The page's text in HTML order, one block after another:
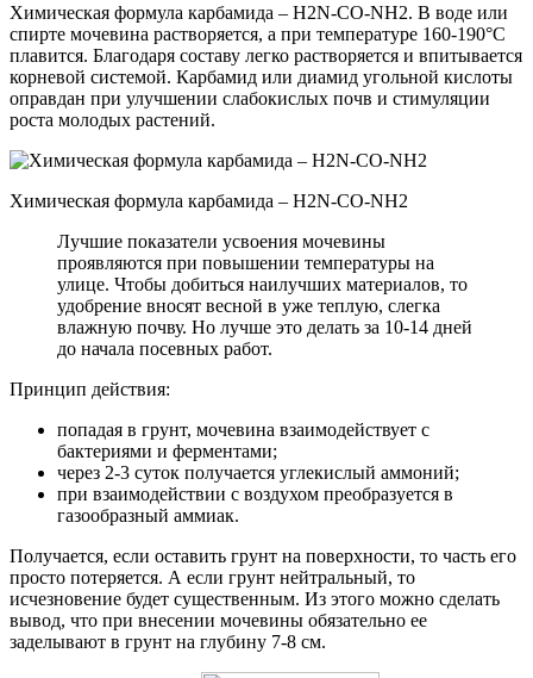
Химическая формула карбамида – H2N-CO-NH2. В воде или
спирте мочевина растворяется, а при температуре 160-190°С
плавится. Благодаря составу легко растворяется и впитывается
корневой системой. Карбамид или диамид угольной кислоты
оправдан при улучшении слабокислых почв и стимуляции
роста молодых растений.
Химическая формула карбамида – H2N-CO-NH2
Лучшие показатели усвоения мочевины
проявляются при повышении температуры на
улице. Чтобы добиться наилучших материалов, то
удобрение вносят весной в уже теплую, слегка
влажную почву. Но лучше это делать за 10-14 дней
до начала посевных работ.
Принцип действия:
попадая в грунт, мочевина взаимодействует с
бактериями и ферментами;
через 2-3 суток получается углекислый аммоний;
при взаимодействии с воздухом преобразуется в
газообразный аммиак.
Получается, если оставить грунт на поверхности, то часть его
просто потеряется. А если грунт нейтральный, то
исчезновение будет существенным. Из этого можно сделать
вывод, что при внесении мочевины обязательно ее
заделывают в грунт на глубину 7-8 см.